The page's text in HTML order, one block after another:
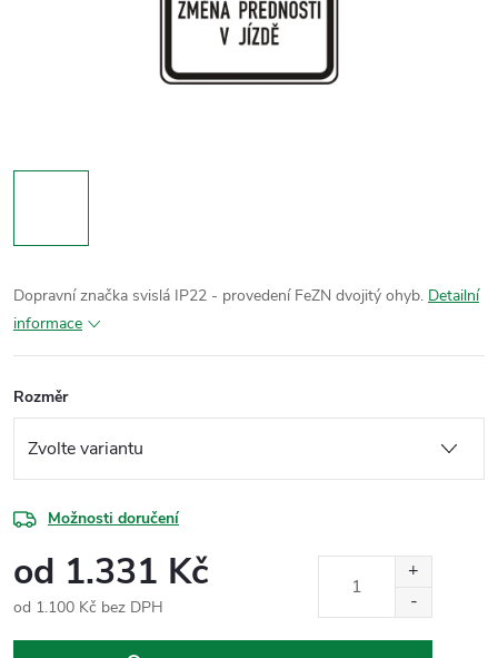
Dopravní značka svislá IP22 - provedení FeZN dvojitý ohyb. Detailní
informace
Rozměr
Možnosti doručení
od 1.331 Kč
od 1.100 Kč bez DPH